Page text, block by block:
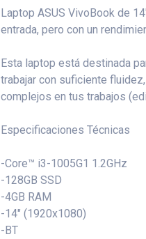
Laptop ASUS VivoBook de
entrada, pero con un
Esta laptop está destinada
trabajar con suficiente
complejos en tus trabajos
Especificaciones Técnicas
-Core™ i3-1005G1 1.2GHz
-128GB SSD
-4GB RAM
-14" (1920x1080)
-BT